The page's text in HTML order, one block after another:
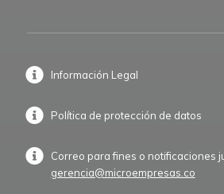
Información Legal
Política de protección de datos
Correo para fines o notificaciones
gerencia@microempresas.co